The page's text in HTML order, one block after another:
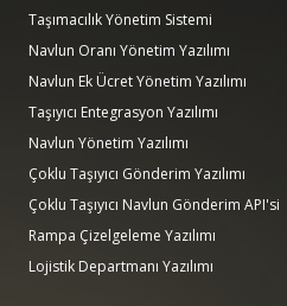
Taşımacılık Yönetim Sistemi
Navlun Oranı Yönetim Yazılımı
Navlun Ek Ücret Yönetim Yazılımı
Taşıyıcı Entegrasyon Yazılımı
Navlun Yönetim Yazılımı
Çoklu Taşıyıcı Gönderim Yazılımı
Çoklu Taşıyıcı Navlun Gönderim API'si
Rampa Çizelgeleme Yazılımı
Lojistik Departmanı Yazılımı